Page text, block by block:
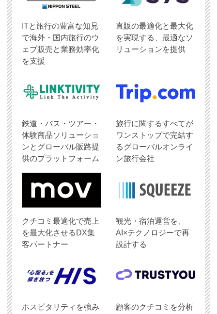
ITと旅行の豊富な知見
で海外・国内旅行のウ
ェブ販売と業務効率化
を支援
直販の最適化と最大化
を実現する、最適なソ
リューションを提供
鉄道・バス・ツアー・
体験商品ソリューショ
ンとグローバル販路提
供のプラットフォーム
旅行に関するすべてが
ワンストップで完結す
るグローバルオンライ
ン旅行会社
クチコミ最適化で売上
を最大化させるDX集
客パートナー
観光・宿泊運営を、
AI×テクノロジーで再
設計する
ホスピタリティを強み
顧客のクチコミを分析